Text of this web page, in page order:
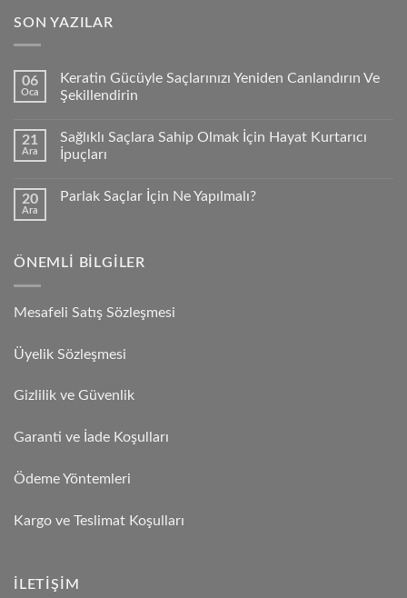
SON YAZILAR
06
Oca
Keratin Gücüyle Saçlarınızı Yeniden Canlandırın Ve
Şekillendirin
21
Ara
Sağlıklı Saçlara Sahip Olmak İçin Hayat Kurtarıcı
İpuçları
20
Ara
Parlak Saçlar İçin Ne Yapılmalı?
ÖNEMLI BILGILER
Mesafeli Satış Sözleşmesi
Üyelik Sözleşmesi
Gizlilik ve Güvenlik
Garanti ve İade Koşulları
Ödeme Yöntemleri
Kargo ve Teslimat Koşulları
İLETIŞIM